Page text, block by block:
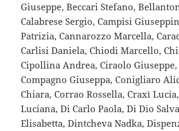
Giuseppe, Beccari Stefano,
Calabrese Sergio, Campisi
Patrizia, Cannarozzo Marcella,
Carlisi Daniela, Chiodi Marcello,
Cipollina Andrea, Ciraolo
Compagno Giuseppa, Conigliaro
Chiara, Corrao Rossella, Craxì
Luciana, Di Carlo Paola, Di Dio
Elisabetta, Dintcheva Nadka,